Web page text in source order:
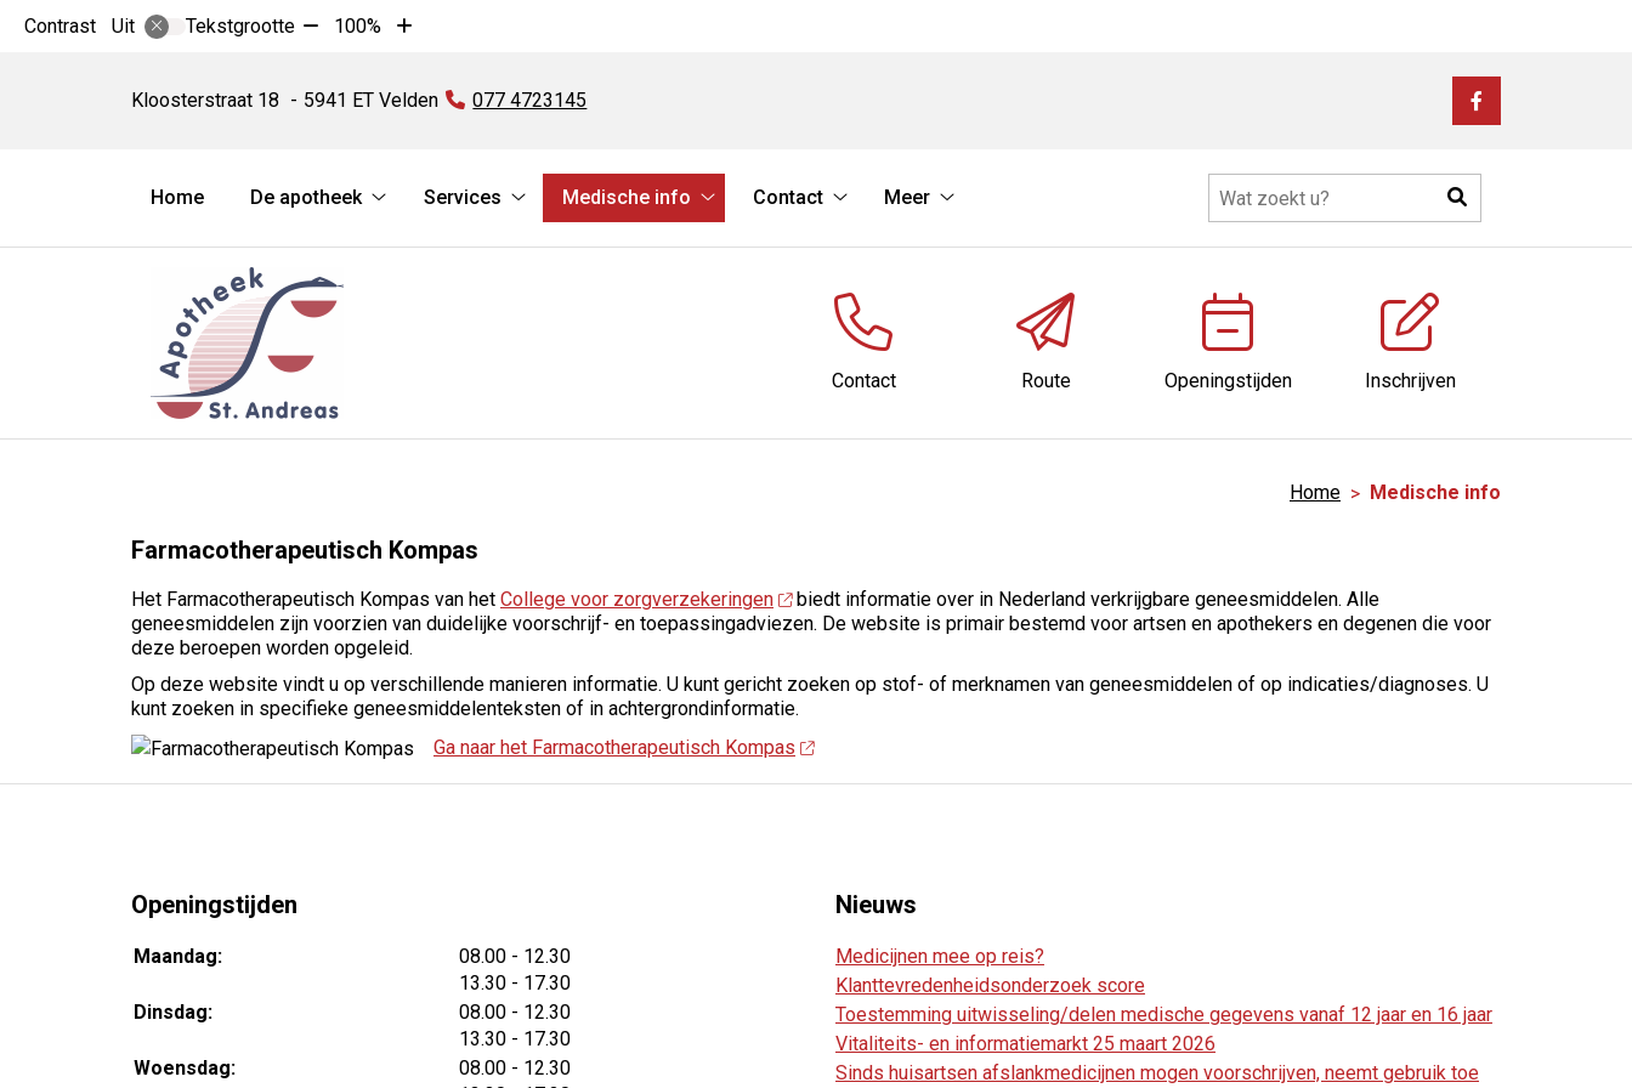
Contrast Uit Tekstgrootte Tekst
10%
100%
Tekst
10%
Kloosterstraat 18 5941 ET Velden Tel:
077 4723145
Bezoek
facebook
Hoofdmenu
Home
De apotheek
apotheek
Services
Services
submenu
Medische info
Medische
info
Contact
submenu
Meer
submenu
Zoeken
Contact Route Openingstijden Inschrijven
Home Medische info
Farmacotherapeutisch Kompas
Het Farmacotherapeutisch Kompas van het College voor zorgverzekeringen
biedt informatie over in Nederland verkrijgbare geneesmiddelen. Alle
geneesmiddelen zijn voorzien van duidelijke voorschrijf- en toepassingadviezen. De website is primair bestemd voor artsen en apothekers en degenen die voor
deze beroepen worden opgeleid.
Op deze website vindt u op verschillende manieren informatie. U kunt gericht zoeken op stof- of merknamen van geneesmiddelen of op indicaties/diagnoses. U
kunt zoeken in specifieke geneesmiddelenteksten of in achtergrondinformatie.
Ga naar het Farmacotherapeutisch Kompas
Openingstijden
Maandag: 08.00 tot
- 12.30
13.30 tot
- 17.30
Dinsdag:
08.00 tot
- 12.30
13.30 tot
- 17.30
Woensdag:
08.00 tot
- 12.30
Nieuws
Medicijnen mee op reis?
Klanttevredenheidsonderzoek score
Toestemming uitwisseling/delen medische gegevens vanaf 12 jaar en 16 jaar
Vitaliteits- en informatiemarkt 25 maart 2026
Sinds huisartsen afslankmedicijnen mogen voorschrijven, neemt gebruik toe